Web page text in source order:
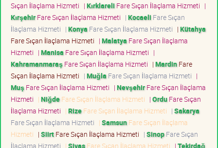
Sıçan İlaçlama Hizmeti | Kırklareli Fare Sıçan İlaçlama Hizmeti |
KırşehirFare Sıçan İlaçlama Hizmeti | Kocaeli Fare Sıçan
İlaçlama Hizmeti | Konya Fare Sıçan İlaçlama Hizmeti | Kütahya
Fare Sıçan İlaçlama Hizmeti | Malatya Fare Sıçan İlaçlama
Hizmeti | Manisa Fare Sıçan İlaçlama Hizmeti |
Kahramanmaraş Fare Sıçan İlaçlama Hizmeti | MardinFare
Sıçan İlaçlama Hizmeti | Muğla Fare Sıçan İlaçlama Hizmeti |
Muş Fare Sıçan İlaçlama Hizmeti | NevşehirFare Sıçan İlaçlama
Hizmeti | NiğdeFare Sıçan İlaçlama Hizmeti | OrduFare Sıçan
İlaçlama Hizmeti | RizeFare Sıçan İlaçlama Hizmeti | Sakarya
Fare Sıçan İlaçlama Hizmeti | SamsunFare Sıçan İlaçlama
Hizmeti | SiirtFare Sıçan İlaçlama Hizmeti | SinopFare Sıçan
İlaçlama Hizmeti | SivasFare Sıçan İlaçlama Hizmeti | Tekirdağ